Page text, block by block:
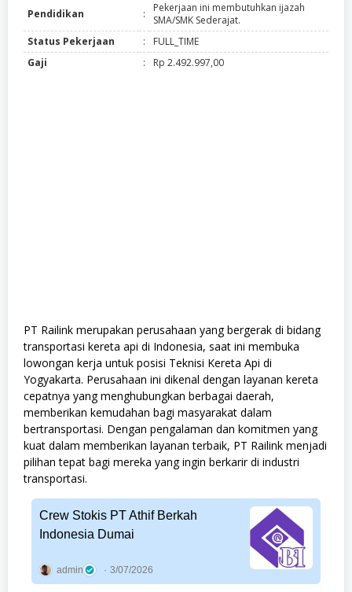
Pendidikan :
Pekerjaan ini membutuhkan ijazah
SMA/SMK Sederajat.
Status Pekerjaan
:
FULL_TIME
Gaji
: Rp 2.492.997,00
PT Railink merupakan perusahaan yang bergerak di bidang
transportasi kereta api di Indonesia, saat ini membuka
lowongan kerja untuk posisi Teknisi Kereta Api di
Yogyakarta. Perusahaan ini dikenal dengan layanan kereta
cepatnya yang menghubungkan berbagai daerah,
memberikan kemudahan bagi masyarakat dalam
bertransportasi. Dengan pengalaman dan komitmen yang
kuat dalam memberikan layanan terbaik, PT Railink menjadi
pilihan tepat bagi mereka yang ingin berkarir di industri
transportasi.
Crew Stokis PT Athif Berkah
Indonesia Dumai
admin 3/07/2026